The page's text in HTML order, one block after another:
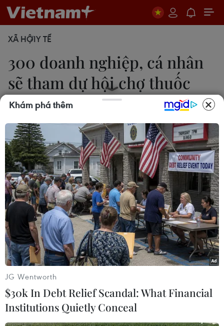
XÃ HỘIY TẾ
300 doanh nghiệp, cá nhân
sẽ tham dự hội chợ thuốc
Nam
Thùy Giang
10/04/2018 11:18
Hội chợ thuốc Nam lần đầu được tổ chức năm
2018 cũng là dịp để giới thiệu với người dân những
sản phẩm thuốc Nam tiêu biểu, có chất lượng.
Khám phá thêm
JG Wentworth
$30k In Debt Relief Scandal: What Financial
Institutions Quietly Conceal